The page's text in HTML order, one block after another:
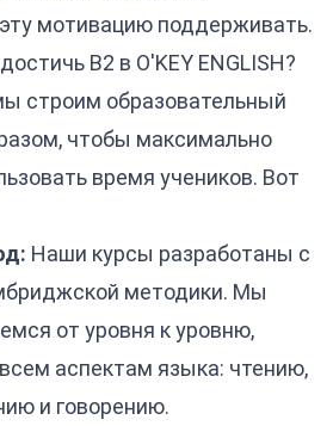
мотивацию поддерживать.
B2 в O'KEY ENGLISH?
строим образовательный
чтобы максимально
время учеников. Вот
Наши курсы разработаны с
методики. Мы
от уровня к уровню,
аспектам языка: чтению,
и говорению.